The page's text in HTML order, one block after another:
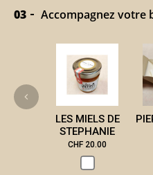
03 Accompagnez votre
LES MIELS DE
STEPHANIE
CHF 20.00